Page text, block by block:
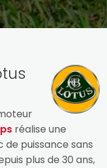
réalise une
puissance sans
plus de 30 ans,